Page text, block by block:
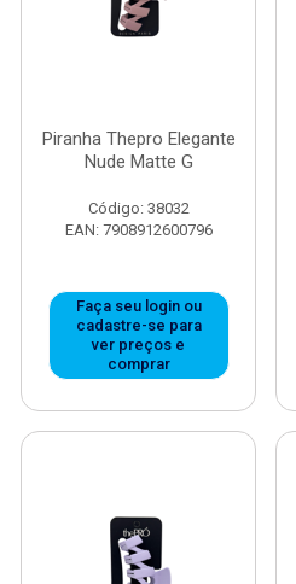
Piranha Thepro Elegante
Nude Matte G
Código: 38032
EAN: 7908912600796
Faça seu login ou
cadastre-se para
ver preços e
comprar